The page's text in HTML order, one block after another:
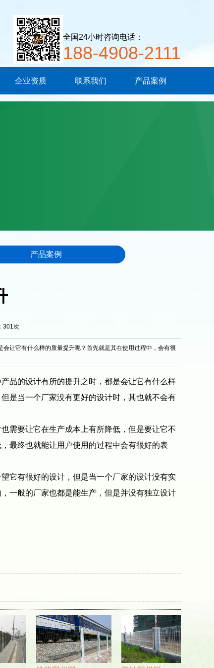
全国24小时咨询电话：
188-4908-2111
企业资质 联系我们 产品案例
产品案例
301次
让它有什么样的质量提升呢？首先就是其在使用过程中，会有很
品的设计有所的提升之时，都是会让它有什么样
是当一个厂家没有更好的设计时，其也就不会有
需要让它在生产成本上有所降低，但是要让它不
最终也就能让用户使用的过程中会有很好的表
它有很好的设计，但是当一个厂家的设计没有实
一般的厂家也都是能生产，但是并没有独立设计